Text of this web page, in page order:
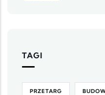
TAGI
PRZETARG